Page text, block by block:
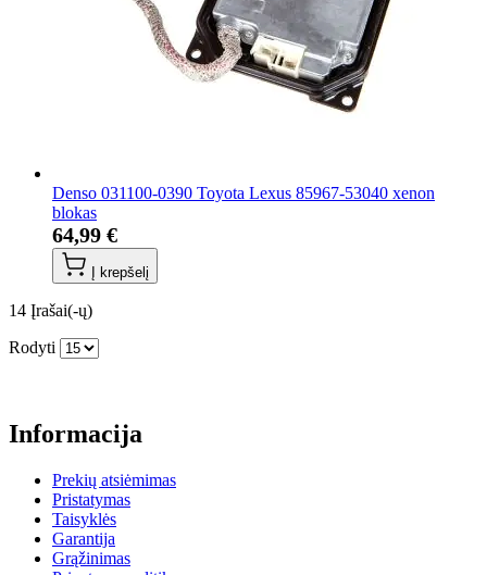
Denso 031100-0390 Toyota Lexus 85967-53040 xenon
blokas
64,99 €
Į krepšelį
14 Įrašai(-ų)
Rodyti
Informacija
Prekių atsiėmimas
Pristatymas
Taisyklės
Garantija
Grąžinimas